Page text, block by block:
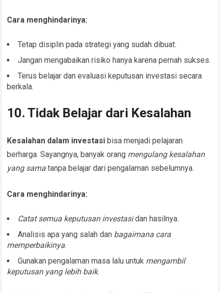
Cara menghindarinya:
Tetap disiplin pada strategi yang sudah dibuat.
Jangan mengabaikan risiko hanya karena pernah sukses.
Terus belajar dan evaluasi keputusan investasi secara
berkala.
10. Tidak Belajar dari Kesalahan
Kesalahan dalam investasi bisa menjadi pelajaran
berharga. Sayangnya, banyak orang mengulang kesalahan
yang sama tanpa belajar dari pengalaman sebelumnya.
Cara menghindarinya:
Catat semua keputusan investasidan hasilnya.
Analisis apa yang salah dan bagaimana cara
memperbaikinya.
Gunakan pengalaman masa lalu untuk mengambil
keputusan yang lebih baik.